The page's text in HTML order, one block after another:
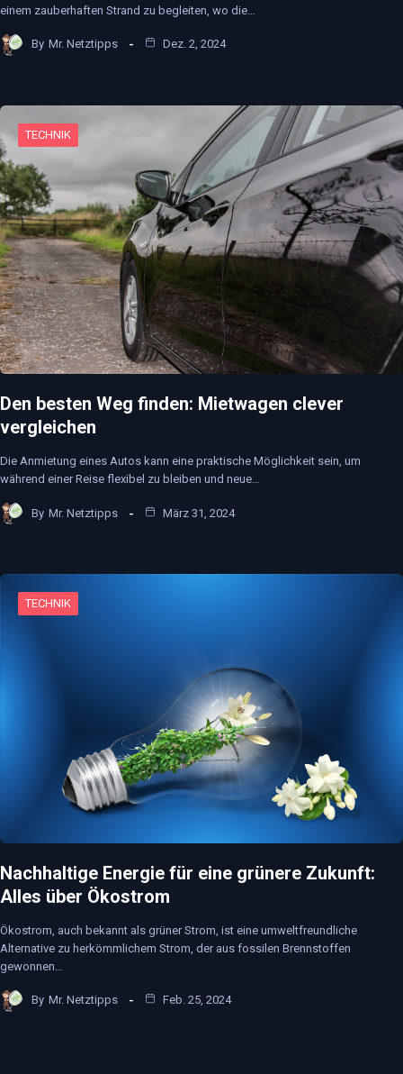
einem zauberhaften Strand zu begleiten, wo die…
By Mr. Netztipps Dez. 2, 2024
TECHNIK
Den besten Weg finden: Mietwagen clever
vergleichen
Die Anmietung eines Autos kann eine praktische Möglichkeit sein, um
während einer Reise flexibel zu bleiben und neue…
By Mr. Netztipps März 31, 2024
TECHNIK
Nachhaltige Energie für eine grünere Zukunft:
Alles über Ökostrom
Ökostrom, auch bekannt als grüner Strom, ist eine umweltfreundliche
Alternative zu herkömmlichem Strom, der aus fossilen Brennstoffen
gewonnen…
By Mr. Netztipps Feb. 25, 2024